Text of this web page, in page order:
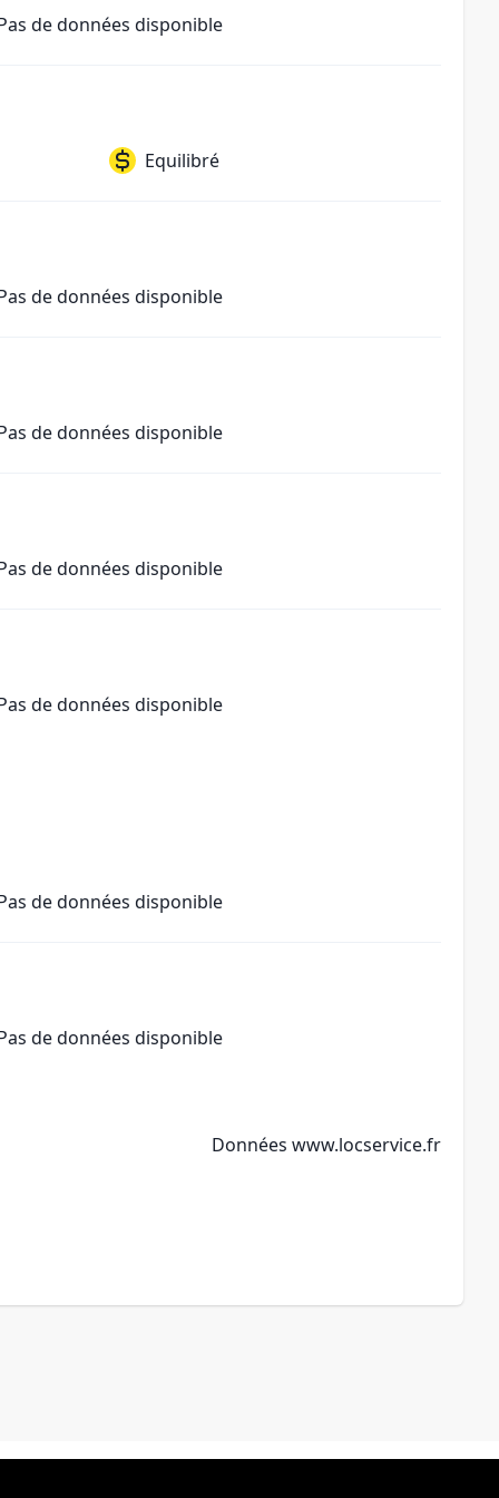
de données disponible
Equilibré
de données disponible
de données disponible
de données disponible
de données disponible
de données disponible
de données disponible
Données www.locservice.fr